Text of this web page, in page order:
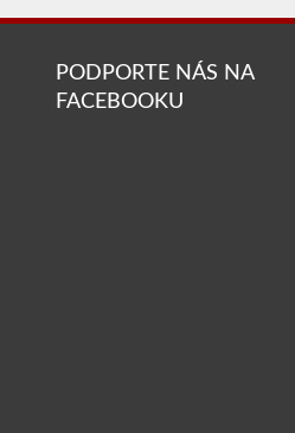
PODPORTE NÁS NA
FACEBOOKU